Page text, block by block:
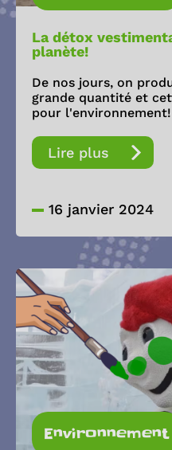
La détox
planète!
De nos jours, on
grande quantité et
pour l'environnement!
Lire plus
16 janvier 2024
Environnement